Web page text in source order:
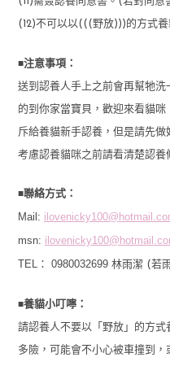
(12)不可以以(((野放)))的方式養
■注意事項：
送到認養人手上之前會再幫牠
的到你家當寶貝，歡迎來看貓
斥給養貓新手認養，但是請先做
考慮認養貓咪之前請看清楚認養
■聯絡方式：
Mail:
msn:
TEL： 0980032699林雨潔 (若
■養貓小叮嚀：
請認養人不要以「野放」的方
多險，可能會不小心被車撞到